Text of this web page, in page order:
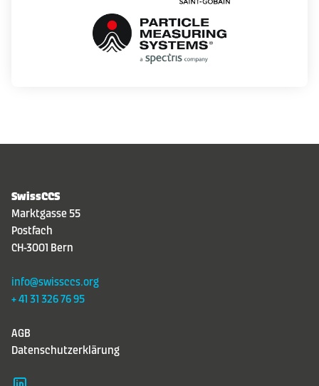
SwissCCS
Marktgasse 55
Postfach
CH-3001 Bern
info@swissccs.org
+ 41 31 326 76 95
AGB
Datenschutzerklärung